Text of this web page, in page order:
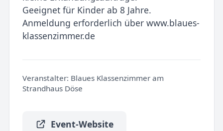
Geeignet für Kinder ab 8 Jahre.
Anmeldung erforderlich über www.blaues-
klassenzimmer.de
Veranstalter: Blaues Klassenzimmer am
Strandhaus Döse
Event-Website